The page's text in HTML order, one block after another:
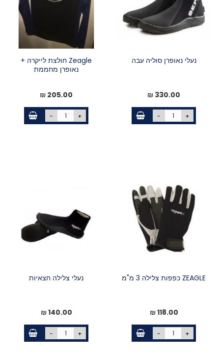
נעלי נאופרן סוליה עבה
330.00 ₪
- +
Zeagle חולצת לייקרה +
נאופרן מחממת
205.00 ₪
- +
ZEAGLE כפפות צלילה 3 מ"מ
118.00 ₪
- +
נעלי צלילה חצאיות
140.00 ₪
- +